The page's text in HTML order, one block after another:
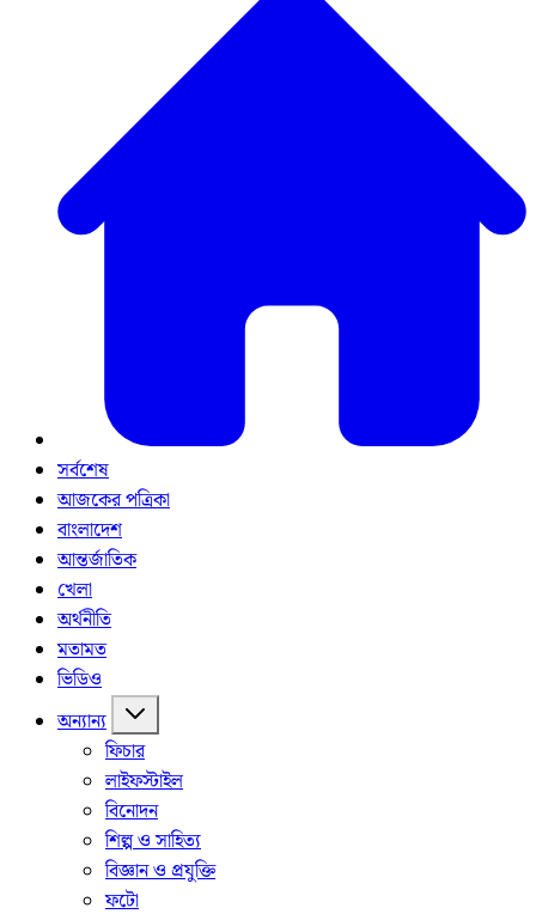
সর্বশেষ
আজকের পত্রিকা
বাংলাদেশ
আন্তর্জাতিক
খেলা
অর্থনীতি
মতামত
ভিডিও
অন্যান্য
ফিচার
লাইফস্টাইল
বিনোদন
শিল্প ও সাহিত্য
বিজ্ঞান ও প্রযুক্তি
ফটো